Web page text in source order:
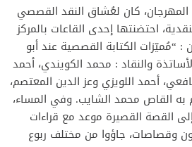
كان لعُشاق النقد القصصي
احتضنتها إحدى القاعات بالمركز
“مُميّزات الكتابة القصصية عند أبو
والنقاد : محمد الكويندي، أحمد
أحمد اللويزي وعز الدين المعتصم،
به القاص محمد الشايب. وفي المساء،
القصة القصيرة موعد مع قراءات
وقصاصات، جاؤوا من مختلف ربوع